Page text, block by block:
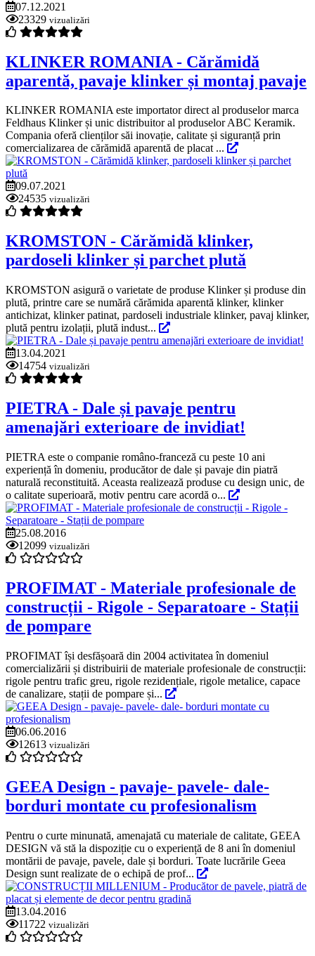
07.12.2021
23329 vizualizări
KLINKER ROMANIA - Cărămidă
aparentă, pavaje klinker și montaj pavaje
KLINKER ROMANIA este importator direct al produselor marca
Feldhaus Klinker și unic distribuitor al produselor ABC Keramik.
Compania oferă clienților săi inovație, calitate și siguranță prin
comercializarea de cărămidă aparentă de placat ...
09.07.2021
24535 vizualizări
KROMSTON - Cărămidă klinker,
pardoseli klinker și parchet plută
KROMSTON asigură o varietate de produse Klinker și produse din
plută, printre care se numără cărămida aparentă klinker, klinker
antichizat, klinker patinat, pardoseli industriale klinker, pavaj klinker,
plută pentru izolații, plută indust...
13.04.2021
14754 vizualizări
PIETRA - Dale și pavaje pentru
amenajări exterioare de invidiat!
PIETRA este o companie româno-franceză cu peste 10 ani
experiență în domeniu, producător de dale și pavaje din piatră
naturală reconstituită. Aceasta realizează produse cu design unic, de
o calitate superioară, motiv pentru care acordă o...
25.08.2016
12099 vizualizări
PROFIMAT - Materiale profesionale de
construcții - Rigole - Separatoare - Stații
de pompare
PROFIMAT își desfășoară din 2004 activitatea în domeniul
comercializării și distribuirii de materiale profesionale de construcții:
rigole pentru trafic greu, rigole rezidențiale, rigole metalice, capace
de canalizare, stații de pompare și...
06.06.2016
12613 vizualizări
GEEA Design - pavaje- pavele- dale-
borduri montate cu profesionalism
Pentru o curte minunată, amenajată cu materiale de calitate, GEEA
DESIGN vă stă la dispoziție cu o experiență de 8 ani în domeniul
montării de pavaje, pavele, dale și borduri. Toate lucrările Geea
Design sunt realizate de o echipă de prof...
13.04.2016
11722 vizualizări